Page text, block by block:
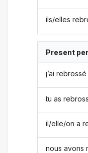
ils/elles
Present
j’ai rebrossé
tu as
il/elle/on a
nous avons